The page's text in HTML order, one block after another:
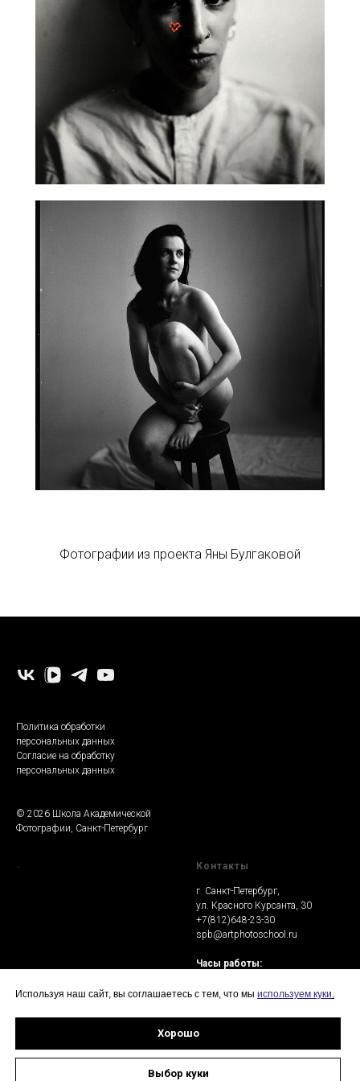
Фотографии из проекта Яны Булгаковой
Используя наш сайт, вы соглашаетесь с тем, что мы используем куки.
Хорошо
Выбор куки
Политика обработки
персональных данных
Согласие на обработку
персональных данных
© 2026 Школа Академической
Фотографии, Санкт-Петербург
Контакты
г. Санкт-Петербург,
ул. Красного Курсанта, 30
+7(812)648-23-30
spb@artphotoschool.ru
Часы работы:
Пт: выходной